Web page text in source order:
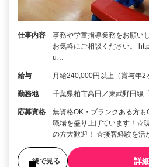
仕事内容
事務や学童指導業務をお願い
お気軽にご相談ください。
u…
給与 月給240,000円以上（賞与年2
勤務地 千葉県柏市高田／東武野田線
応募資格
無資格OK・ブランクある方
職場を盛り上げています！☆
の方大歓迎！ ☆接客経験を活
後で見る 詳